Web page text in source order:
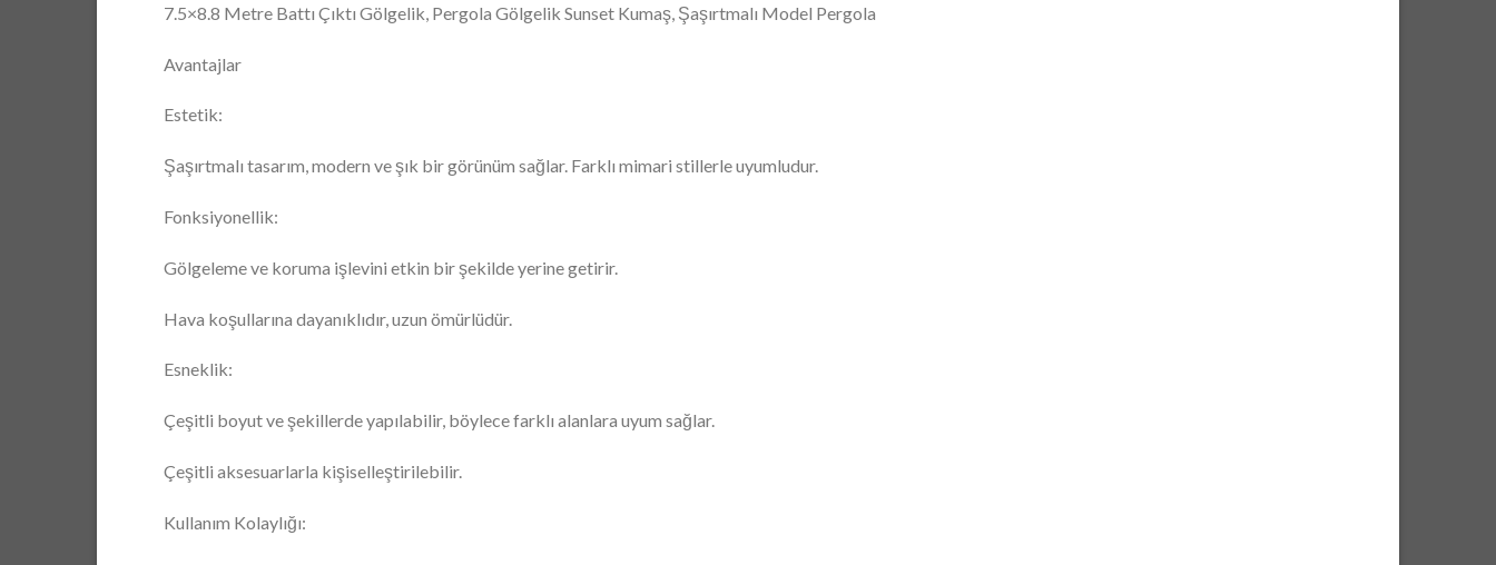
7.5×8.8 Metre Battı Çıktı Gölgelik, Pergola Gölgelik Sunset Kumaş, Şaşırtmalı Model Pergola
Avantajlar
Estetik:
Şaşırtmalı tasarım, modern ve şık bir görünüm sağlar. Farklı mimari stillerle uyumludur.
Fonksiyonellik:
Gölgeleme ve koruma işlevini etkin bir şekilde yerine getirir.
Hava koşullarına dayanıklıdır, uzun ömürlüdür.
Esneklik:
Çeşitli boyut ve şekillerde yapılabilir, böylece farklı alanlara uyum sağlar.
Çeşitli aksesuarlarla kişiselleştirilebilir.
Kullanım Kolaylığı: